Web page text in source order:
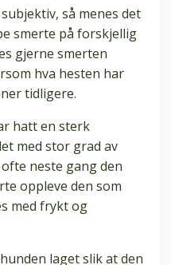
så menes det
smerte på forskjellig
gjerne smerten
hva hesten har
tidligere.
hatt en sterk
med stor grad av
neste gang den
oppleve den som
med frykt og
laget slik at den